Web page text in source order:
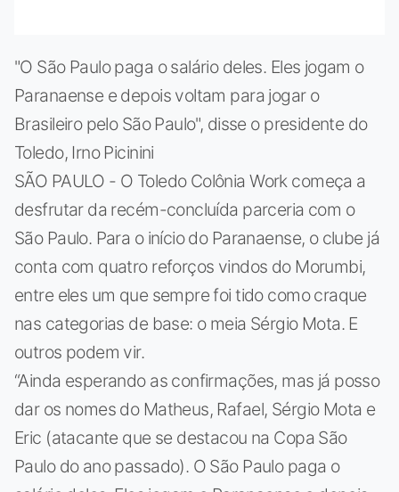
"O São Paulo paga o salário deles. Eles jogam o
Paranaense e depois voltam para jogar o
Brasileiro pelo São Paulo", disse o presidente do
Toledo, Irno Picinini
SÃO PAULO - O Toledo Colônia Work começa a
desfrutar da recém-concluída parceria com o
São Paulo. Para o início do Paranaense, o clube já
conta com quatro reforços vindos do Morumbi,
entre eles um que sempre foi tido como craque
nas categorias de base: o meia Sérgio Mota. E
outros podem vir.
“Ainda esperando as confirmações, mas já posso
dar os nomes do Matheus, Rafael, Sérgio Mota e
Eric (atacante que se destacou na Copa São
Paulo do ano passado). O São Paulo paga o